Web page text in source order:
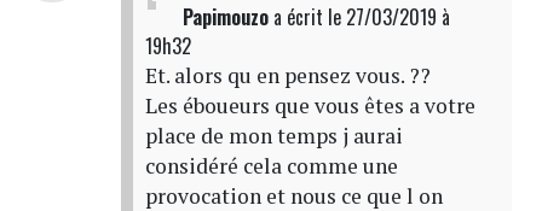
Papimouzoa écrit le 27/03/2019 à
19h32
Et. alors qu en pensez vous. ??
Les éboueurs que vous êtes a votre
place de mon temps j aurai
considéré cela comme une
provocation et nous ce que l on